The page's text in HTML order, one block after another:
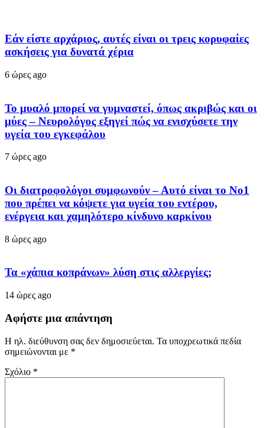
Εάν είστε αρχάριος, αυτές είναι οι τρεις κορυφαίες
ασκήσεις για δυνατά χέρια
6 ώρες ago
Το μυαλό μπορεί να γυμναστεί, όπως ακριβώς και οι
μύες – Νευρολόγος εξηγεί πώς να ενισχύσετε την
υγεία του εγκεφάλου
7 ώρες ago
Οι διατροφολόγοι συμφωνούν – Αυτό είναι το Νο1
που πρέπει να κόψετε για υγεία του εντέρου,
ενέργεια και χαμηλότερο κίνδυνο καρκίνου
8 ώρες ago
Τα «χάπια κοπράνων» λύση στις αλλεργίες;
14 ώρες ago
Αφήστε μια απάντηση
Η ηλ. διεύθυνση σας δεν δημοσιεύεται. Τα υποχρεωτικά πεδία
σημειώνονται με *
Σχόλιο *